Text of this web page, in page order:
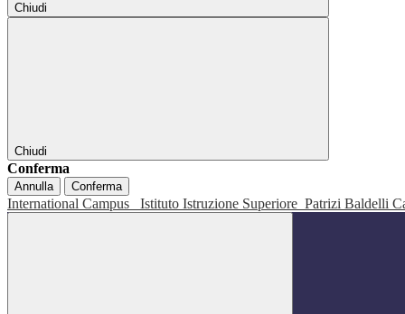
Chiudi
Chiudi
Conferma
Annulla Conferma
International Campus Istituto Istruzione Superiore Patrizi Baldelli